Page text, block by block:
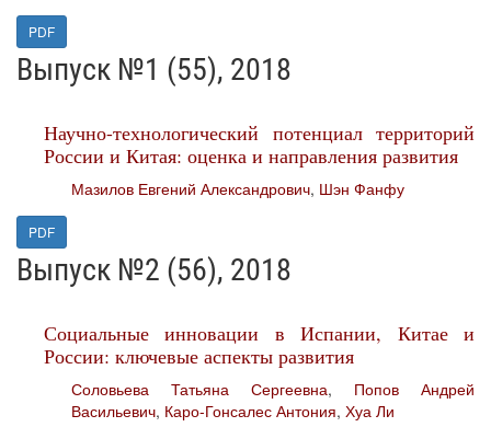
PDF
Выпуск №1 (55), 2018
Научно-технологический потенциал территорий
России и Китая: оценка и направления развития
Мазилов Евгений Александрович, Шэн Фанфу
PDF
Выпуск №2 (56), 2018
Социальные инновации в Испании, Китае и
России: ключевые аспекты развития
Соловьева Татьяна Сергеевна, Попов Андрей
Васильевич, Каро-Гонсалес Антония, Хуа Ли